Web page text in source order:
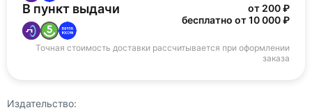
В пункт выдачи
от 200 ₽
бесплатно от 10 000 ₽
Точная стоимость доставки рассчитывается при оформлении
заказа
Издательство: